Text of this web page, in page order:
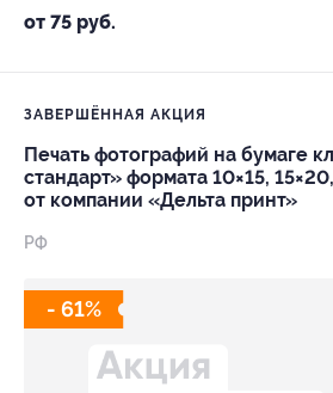
от 75 руб.
ЗАВЕРШЁННАЯ АКЦИЯ
Печать фотографий на бумаге
стандарт» формата 10×15,
от компании «Дельта принт»
РФ
- 61%